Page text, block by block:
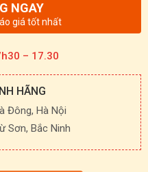
NGAY
giá tốt nhất
– 17.30
HÃNG
Đông, Hà Nội
Sơn, Bắc Ninh